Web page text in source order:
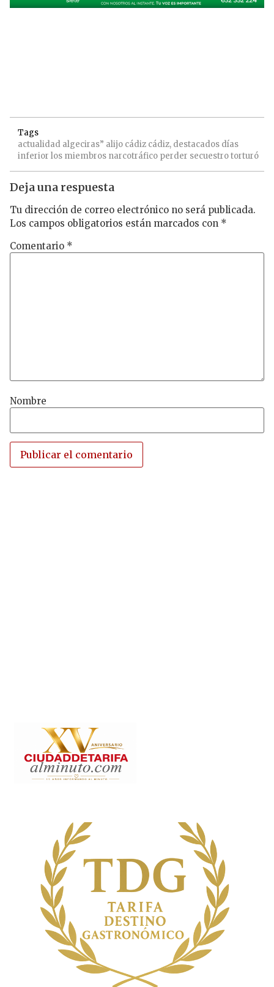
Tags
actualidad algeciras” alijo cádiz cádiz, destacados días
inferior los miembros narcotráfico perder secuestrotorturó
Deja una respuesta
Tu dirección de correo electrónico no será publicada.
Los campos obligatorios están marcados con *
Comentario *
Nombre